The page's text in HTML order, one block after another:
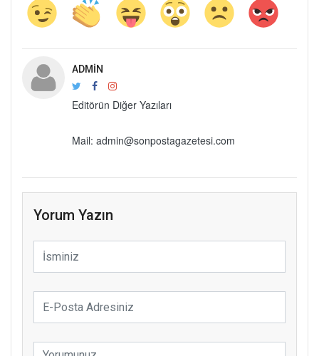
ADMIN
Editörün Diğer Yazıları
Mail: admin@sonpostagazetesi.com
Yorum Yazın